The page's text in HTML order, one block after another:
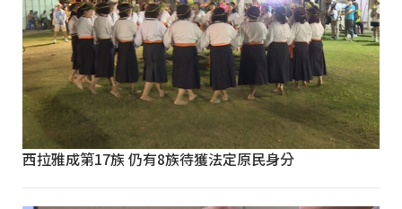
西拉雅成第17族 仍有8族待獲法定原民身分